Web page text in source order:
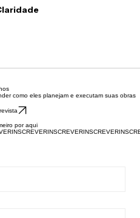
como eles planejam e executam suas obras
por aqui